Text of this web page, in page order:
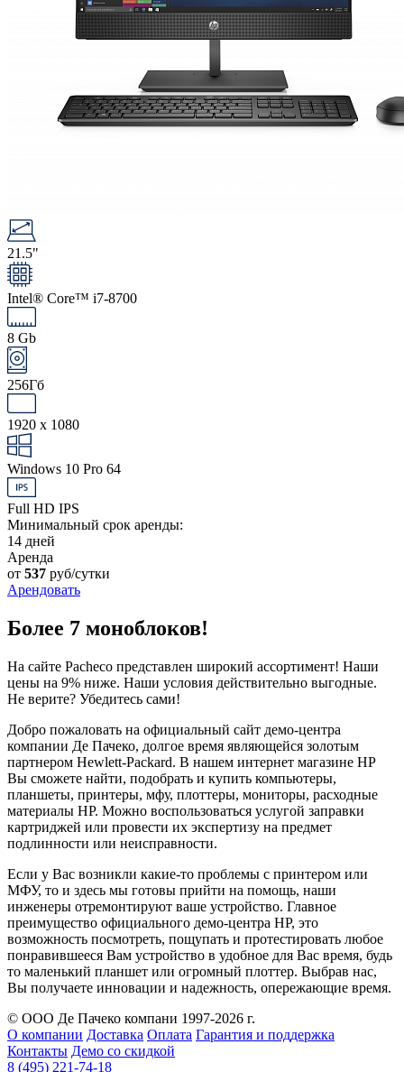
21.5"
Intel® Core™ i7-8700
8 Gb
256Гб
1920 x 1080
Windows 10 Pro 64
Full HD IPS
Минимальный срок аренды:
14 дней
Аренда
от 537 руб/сутки
Арендовать
Более 7 моноблоков!
На сайте Pacheco представлен широкий ассортимент! Наши
цены на 9% ниже. Наши условия действительно выгодные.
Не верите? Убедитесь сами!
Добро пожаловать на официальный сайт демо-центра
компании Де Пачеко, долгое время являющейся золотым
партнером Hewlett-Packard. В нашем интернет магазине HP
Вы сможете найти, подобрать и купить компьютеры,
планшеты, принтеры, мфу, плоттеры, мониторы, расходные
материалы HP. Можно воспользоваться услугой заправки
картриджей или провести их экспертизу на предмет
подлинности или неисправности.
Если у Вас возникли какие-то проблемы с принтером или
МФУ, то и здесь мы готовы прийти на помощь, наши
инженеры отремонтируют ваше устройство. Главное
преимущество официального демо-центра HP, это
возможность посмотреть, пощупать и протестировать любое
понравившееся Вам устройство в удобное для Вас время, будь
то маленький планшет или огромный плоттер. Выбрав нас,
Вы получаете инновации и надежность, опережающие время.
© ООО Де Пачеко компани 1997-2026 г.
О компании Доставка Оплата Гарантия и поддержка
Контакты Демо со скидкой
8 (495) 221-74-18